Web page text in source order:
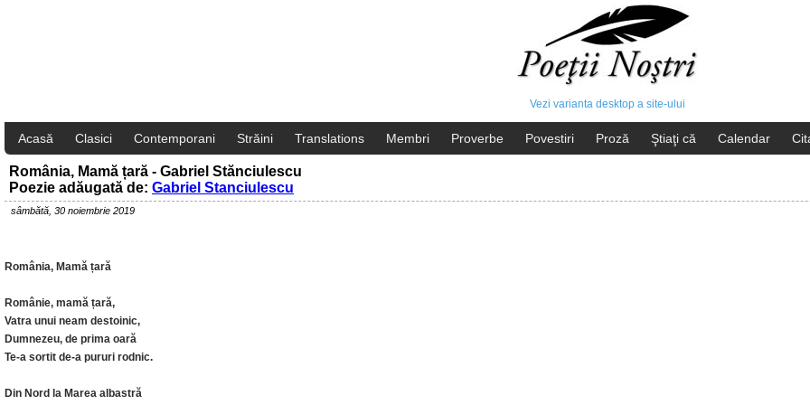
Vezi varianta desktop a site-ului
Acasă Clasici Contemporani Străini Translations Membri Proverbe Povestiri Proză Ştiaţi că Calendar
România, Mamă țară - Gabriel Stănciulescu
Poezie adăugată de: Gabriel Stanciulescu
sâmbătă, 30 noiembrie 2019
România, Mamă țară
Românie, mamă țară,
Vatra unui neam destoinic,
Dumnezeu, de prima oară
Te-a sortit de-a pururi rodnic.
Din Nord la Marea albastră